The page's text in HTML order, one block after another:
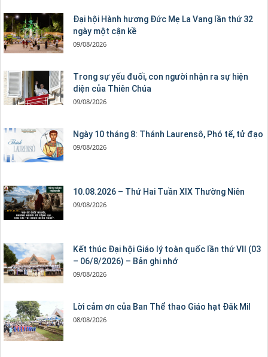
Đại hội Hành hương Đức Mẹ La Vang lần thứ 32
ngày một cận kề
09/08/2026
Trong sự yếu đuối, con người nhận ra sự hiện
diện của Thiên Chúa
09/08/2026
Ngày 10 tháng 8: Thánh Laurensô, Phó tế, tử đạo
09/08/2026
10.08.2026 – Thứ Hai Tuần XIX Thường Niên
09/08/2026
Kết thúc Đại hội Giáo lý toàn quốc lần thứ VII (03
– 06/8/2026) – Bản ghi nhớ
09/08/2026
Lời cảm ơn của Ban Thể thao Giáo hạt Đăk Mil
08/08/2026